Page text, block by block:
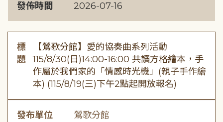
發佈時間 2026-07-16
標
題
【鶯歌分館】愛的協奏曲系列活動
115/8/30(日)14:00-16:00 共讀方格繪本，手
作屬於我們家的「情感時光機」(親子手作繪
本) (115/8/19(三)下午2點起開放報名)
發布單位 鶯歌分館